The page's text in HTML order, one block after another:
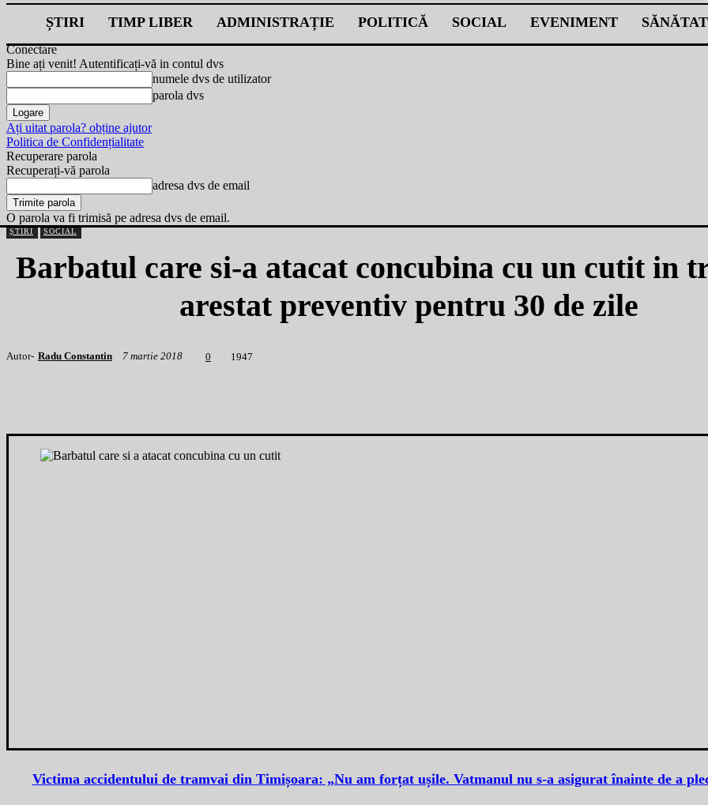
ȘTIRI TIMP LIBER ADMINISTRAȚIE POLITICĂ SOCIAL EVENIMENT
Conectare
Bine ați venit! Autentificați-vă in contul dvs
numele dvs de utilizator
parola dvs
Ați uitat parola? obține ajutor
Politica de Confidențialitate
Recuperare parola
Recuperați-vă parola
adresa dvs de email
O parola va fi trimisă pe adresa dvs de email.
ȘTIRI SOCIAL
Barbatul care si-a atacat concubina cu un cutit in
arestat preventiv pentru 30 de zile
Autor- Radu Constantin 7 martie 2018 0 1 947
Victima accidentului de tramvai din Timișoara: „Nu am forțat ușile. Vatmanul nu s-a asigurat înainte de a